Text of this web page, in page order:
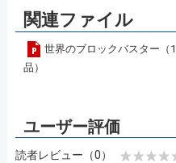
関連ファイル
世界のブロックバスター（
品）
読者レビュー（0）